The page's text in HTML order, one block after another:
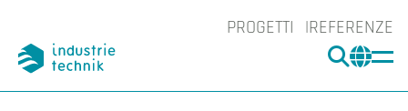
PROGETTI REFERENZE
CERCA